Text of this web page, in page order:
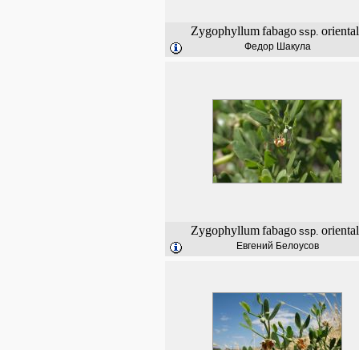
Zygophyllum fabago ssp.
Федор Шакула
Zygophyllum fabago ssp.
Евгений Белоусов